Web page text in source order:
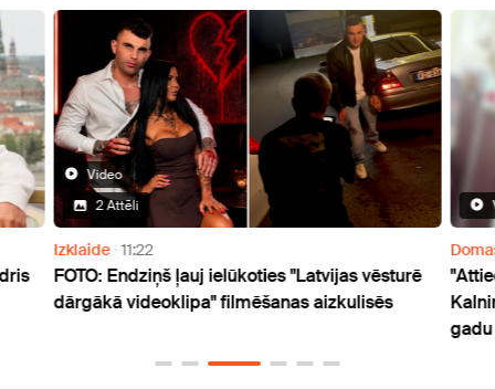
Video
2 Attēli
Izklaide 11:22
FOTO: Endziņš ļauj ielūkoties "Latvijas vēsturē
dārgākā videoklipa" filmēšanas aizkulisēs